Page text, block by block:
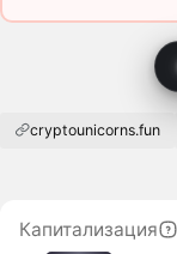
cryptounicorns.fun
Капитализация